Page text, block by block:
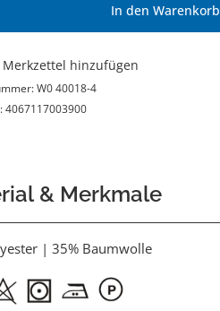
In den Warenkorb
Merkzettel hinzufügen
W0 40018-4
4067117003900
& Merkmale
| 35% Baumwolle